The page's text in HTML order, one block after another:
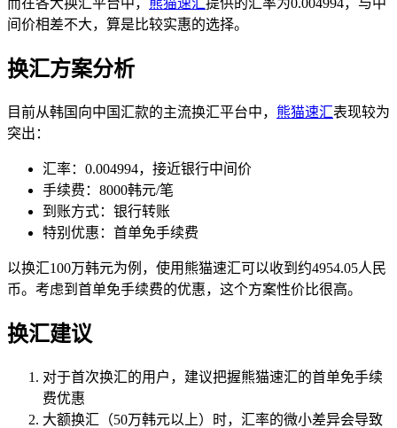
而在各大换汇平台中， 熊猫速汇提供的汇率为0.004994，与中
间价相差不大，算是比较实惠的选择。
换汇方案分析
目前从韩国向中国汇款的主流换汇平台中， 熊猫速汇表现较为
突出：
汇率：0.004994，接近银行中间价
手续费：8000韩元/笔
到账方式：银行转账
特别优惠：首单免手续费
以换汇100万韩元为例，使用熊猫速汇可以收到约4954.05人民
币。考虑到首单免手续费的优惠，这个方案性价比很高。
换汇建议
对于首次换汇的用户，建议把握熊猫速汇的首单免手续
费优惠
大额换汇（50万韩元以上）时，汇率的微小差异会导致